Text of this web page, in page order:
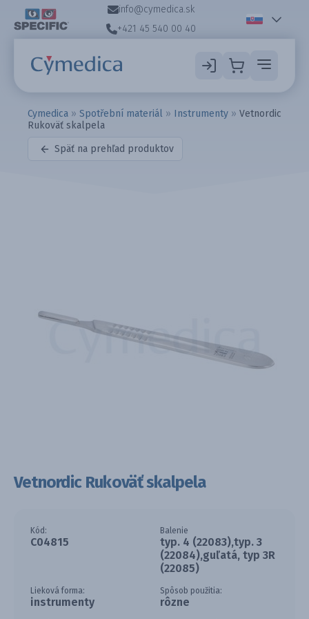
info@cymedica.sk
+421 45 540 00 40
Cymedica » Spotřební materiál » Instrumenty » Vetnordic
Rukoväť skalpela
Späť na prehľad produktov
Vetnordic Rukoväť skalpela
Kód:
C04815
Balenie
typ. 4 (22083),typ. 3
(22084),guľatá, typ 3R
(22085)
Lieková forma:
instrumenty
Spôsob použitia:
rôzne